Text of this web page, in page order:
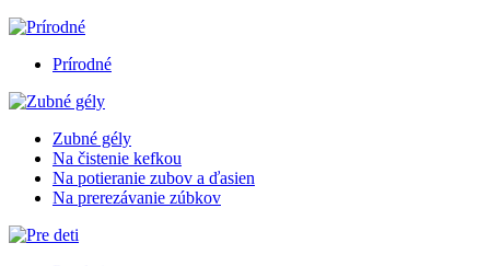
Prírodné
Zubné gély
Na čistenie kefkou
Na potieranie zubov a ďasien
Na prerezávanie zúbkov